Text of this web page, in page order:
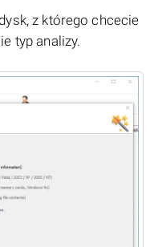
z którego chcecie
typ analizy.